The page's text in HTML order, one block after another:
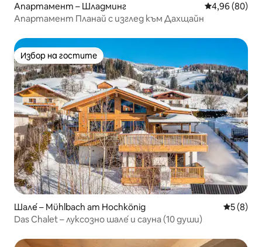
Апартамент – Шладминг Средна
4,96 (80)
Апартамент Планай с изглед към Дахщайн
Избор на гостите
Избор на гостите
Шале́ – Mühlbach am Hochkönig Средна
5 (8)
Das Chalet – луксозно шале́ и сауна (10 души)